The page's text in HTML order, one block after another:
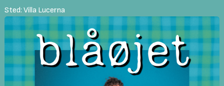
Sted: Villa Lucerna